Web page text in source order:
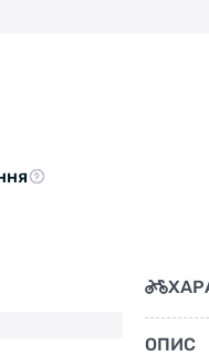
ОПИС